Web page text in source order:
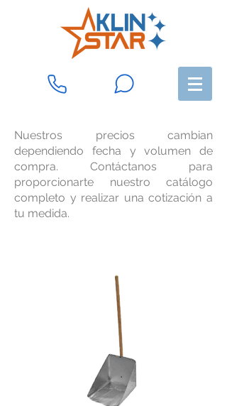
Nuestros precios cambian
dependiendo fecha y volumen de
compra. Contáctanos para
proporcionarte nuestro catálogo
completo y realizar una cotización a
tu medida.